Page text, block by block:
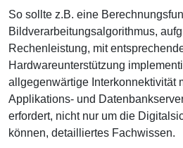
So sollte z.B. eine
Bildverarbeitungsalgorithmus,
Rechenleistung, mit
Hardwareunterstützung
allgegenwärtige Interkonnektivität
Applikations- und
erfordert, nicht nur um die
können, detailliertes Fachwissen.